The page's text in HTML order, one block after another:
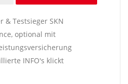
Testsieger SKN
optional mit
INFO's klickt